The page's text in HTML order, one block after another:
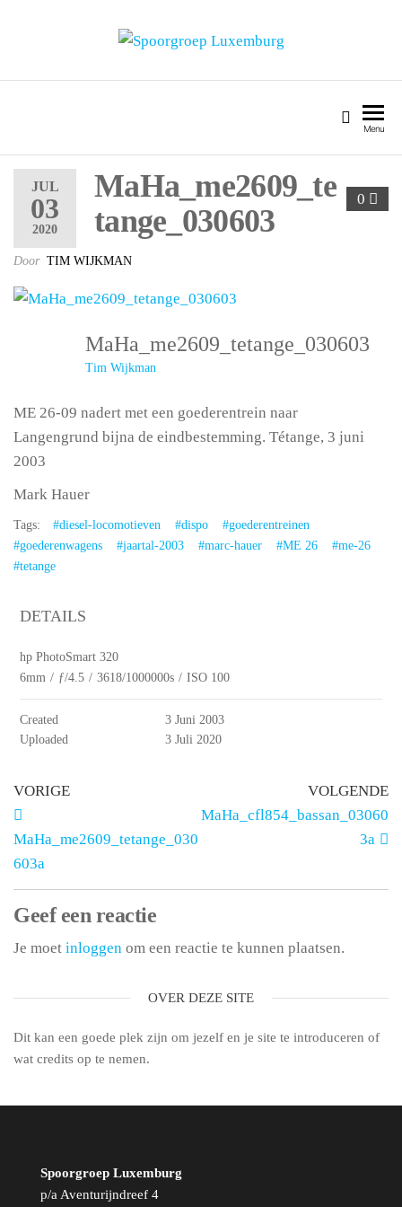
Menu
JUL
03
2020
0
MaHa_me2609_te
tange_030603
Door TIM WIJKMAN
MaHa_me2609_tetange_030603
Tim Wijkman
ME 26-09 nadert met een goederentrein naar
Langengrund bijna de eindbestemming. Tétange, 3 juni
2003
Mark Hauer
Tags: #diesel-locomotieven #dispo
#goederentreinen
#goederenwagens
#jaartal-2003 #marc-hauer #ME 26
#me-26
#tetange
DETAILS
hp PhotoSmart 320
6mm / ƒ/4.5 / 3618/1000000s / ISO 100
Created
3 Juni 2003
Uploaded
3 Juli 2020
VORIGE
MaHa_me2609_tetange_030
603a
VOLGENDE
MaHa_cfl854_bassan_03060
3a
Geef een reactie
Je moet inloggen om een reactie te kunnen plaatsen.
OVER DEZE SITE
Dit kan een goede plek zijn om jezelf en je site te introduceren of
wat credits op te nemen.
Spoorgroep Luxemburg
p/a Aventurijndreef 4